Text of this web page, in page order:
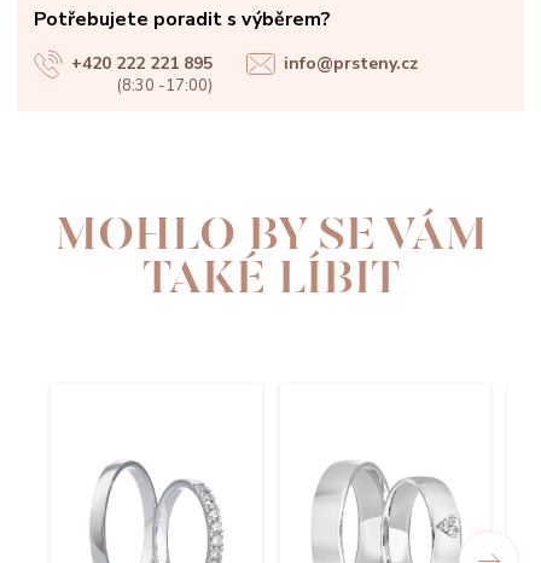
Potřebujete poradit s výběrem?
+420 222 221 895
(8:30 -17:00)
info@prsteny.cz
MOHLO BY SE VÁM
TAKÉ LÍBIT